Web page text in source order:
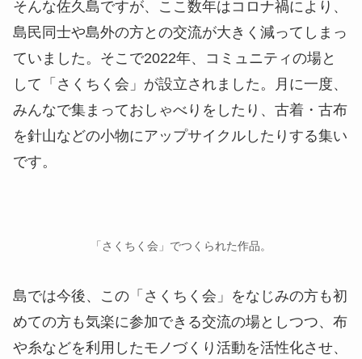
そんな佐久島ですが、ここ数年はコロナ禍により、
島民同士や島外の方との交流が大きく減ってしまっ
ていました。そこで2022年、コミュニティの場と
して「さくちく会」が設立されました。月に一度、
みんなで集まっておしゃべりをしたり、古着・古布
を針山などの小物にアップサイクルしたりする集い
です。
「さくちく会」でつくられた作品。
島では今後、この「さくちく会」をなじみの方も初
めての方も気楽に参加できる交流の場としつつ、布
や糸などを利用したモノづくり活動を活性化させ、